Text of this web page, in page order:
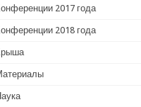
2017 года
2018 года